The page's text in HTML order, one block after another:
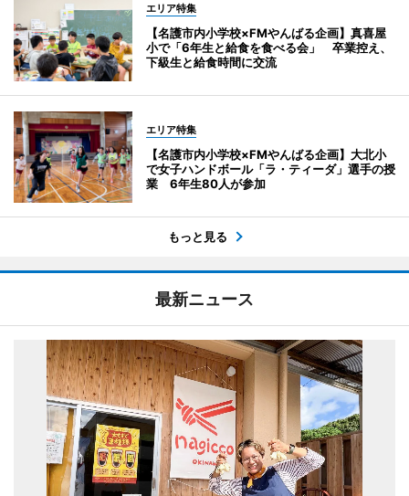
エリア特集
【名護市内小学校×FMやんばる企画】真喜屋
小で「6年生と給食を食べる会」 卒業控え、
下級生と給食時間に交流
エリア特集
【名護市内小学校×FMやんばる企画】大北小
で女子ハンドボール「ラ・ティーダ」選手の授
業 6年生80人が参加
もっと見る
最新ニュース